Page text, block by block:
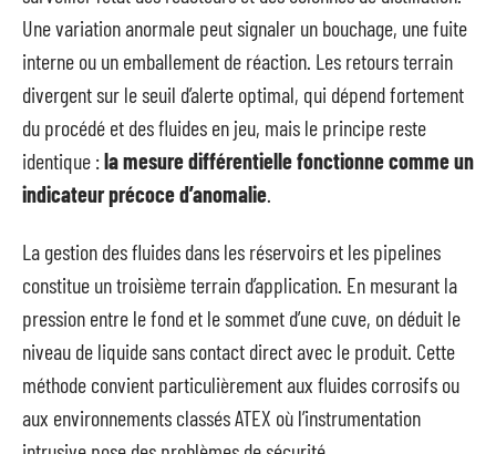
Une variation anormale peut signaler un bouchage, une fuite
interne ou un emballement de réaction. Les retours terrain
divergent sur le seuil d’alerte optimal, qui dépend fortement
du procédé et des fluides en jeu, mais le principe reste
identique :la mesure différentielle fonctionne comme un
indicateur précoce d’anomalie
La gestion des fluides dans les réservoirs et les pipelines
constitue un troisième terrain d’application. En mesurant la
pression entre le fond et le sommet d’une cuve, on déduit le
niveau de liquide sans contact direct avec le produit. Cette
méthode convient particulièrement aux fluides corrosifs ou
aux environnements classés ATEX où l’instrumentation